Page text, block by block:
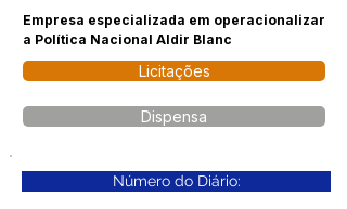
Empresa especializada em operacionalizar
a Política Nacional Aldir Blanc
Licitações
Dispensa
Número do Diário: